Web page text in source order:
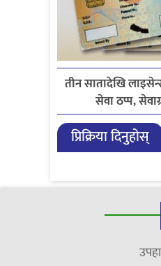
तीन सातादेखि
सेवा ठप्प,
प्रिक्रिया दिनुहोस्